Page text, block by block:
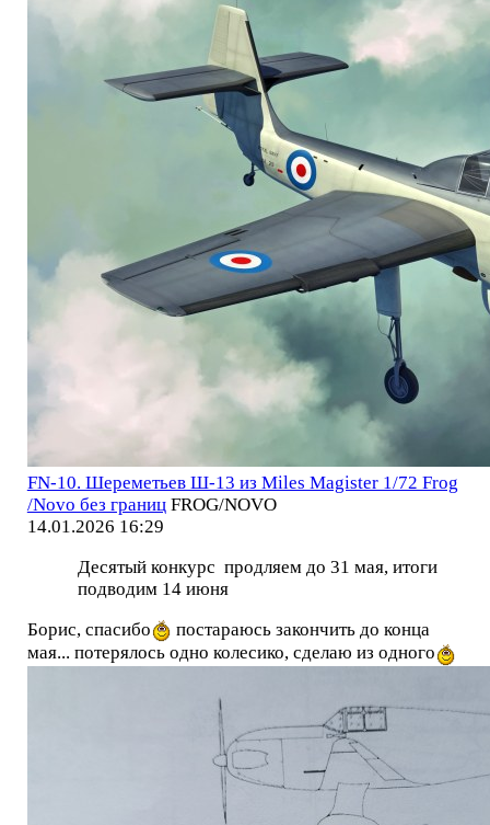
FN-10. Шереметьев Ш-13 из Miles Magister 1/72 Frog
/Novo без границ FROG/NOVO
14.01.2026 16:29
Десятый конкурс продляем до 31 мая, итоги
подводим 14 июня
Борис, спасибо
постараюсь закончить до конца
мая... потерялось одно колесико, сделаю из одного